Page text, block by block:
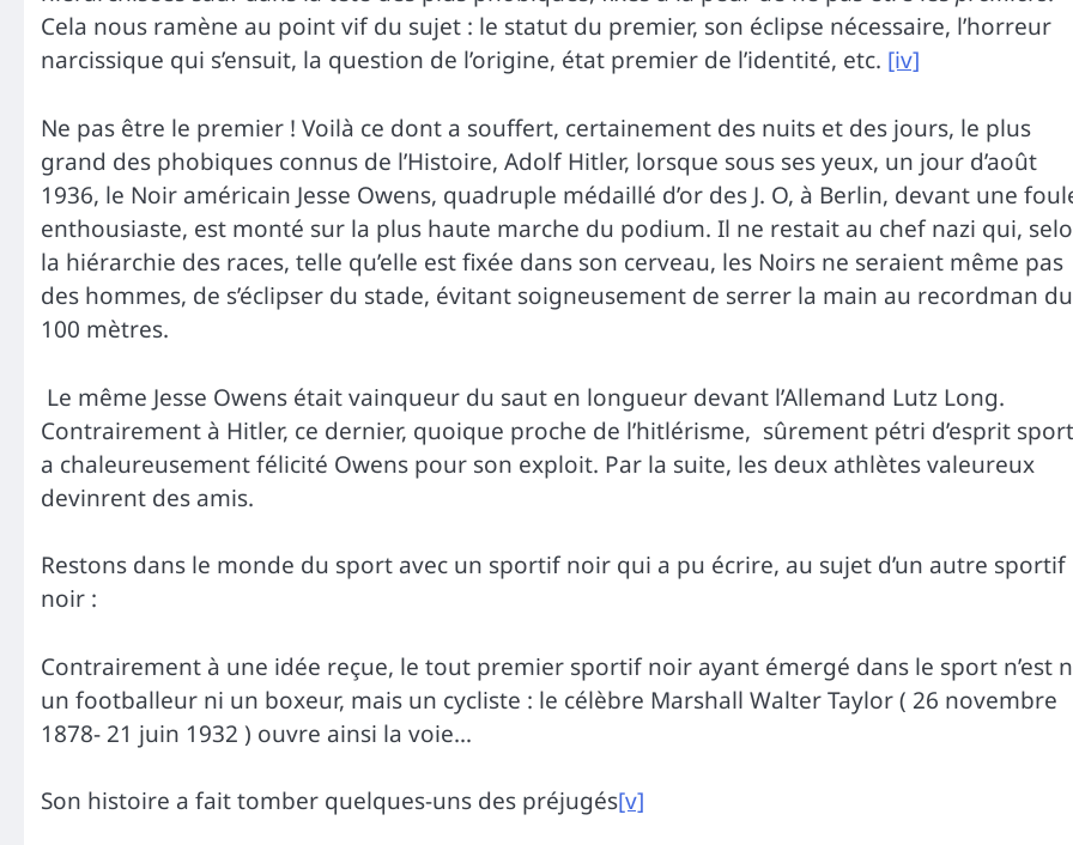
Cela nous ramène au point vif du sujet : le statut du premier, son éclipse nécessaire, l’horreur
narcissique qui s’ensuit, la question de l’origine, état premier de l’identité, etc. [iv]
Ne pas être le premier ! Voilà ce dont a souffert, certainement des nuits et des jours, le plus
grand des phobiques connus de l’Histoire, Adolf Hitler, lorsque sous ses yeux, un jour d’août
1936, le Noir américain Jesse Owens, quadruple médaillé d’or des J. O, à Berlin, devant une
enthousiaste, est monté sur la plus haute marche du podium. Il ne restait au chef nazi qui,
la hiérarchie des races, telle qu’elle est fixée dans son cerveau, les Noirs ne seraient même pas
des hommes, de s’éclipser du stade, évitant soigneusement de serrer la main au recordman du
100 mètres.
Le même Jesse Owens était vainqueur du saut en longueur devant l’Allemand Lutz Long.
Contrairement à Hitler, ce dernier, quoique proche de l’hitlérisme, sûrement pétri d’esprit
a chaleureusement félicité Owens pour son exploit. Par la suite, les deux athlètes valeureux
devinrent des amis.
Restons dans le monde du sport avec un sportif noir qui a pu écrire, au sujet d’un autre sportif
noir :
Contrairement à une idée reçue, le tout premier sportif noir ayant émergé dans le sport n’est
un footballeur ni un boxeur, mais un cycliste : le célèbre Marshall Walter Taylor ( 26 novembre
1878- 21 juin 1932 ) ouvre ainsi la voie…
Son histoire a fait tomber quelques-uns des préjugés[v]